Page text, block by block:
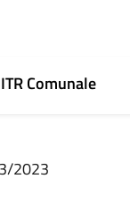
Comunale
2023